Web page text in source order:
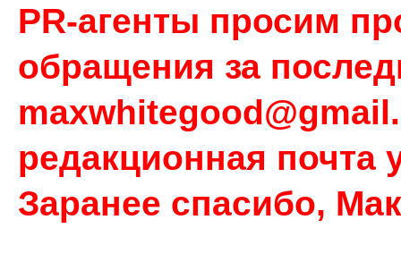
PR-агенты просим
обращения за
редакционная почта
Заранее спасибо,